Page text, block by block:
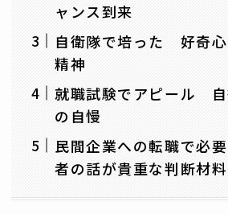
ャンス到来
自衛隊で培った 好奇
精神
就職試験でアピール 自
の自慢
民間企業への転職で必
者の話が貴重な判断材料